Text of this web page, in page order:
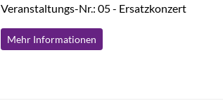
Veranstaltungs-Nr.: 05 - Ersatzkonzert
Mehr Informationen